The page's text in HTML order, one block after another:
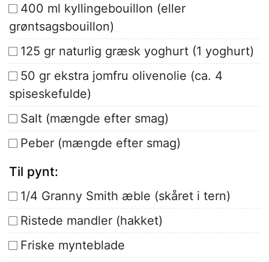
400 ml kyllingebouillon (eller
grøntsagsbouillon)
125 gr naturlig græsk yoghurt (1 yoghurt)
50 gr ekstra jomfru olivenolie (ca. 4
spiseskefulde)
Salt (mængde efter smag)
Peber (mængde efter smag)
Til pynt:
1/4 Granny Smith æble (skåret i tern)
Ristede mandler (hakket)
Friske mynteblade